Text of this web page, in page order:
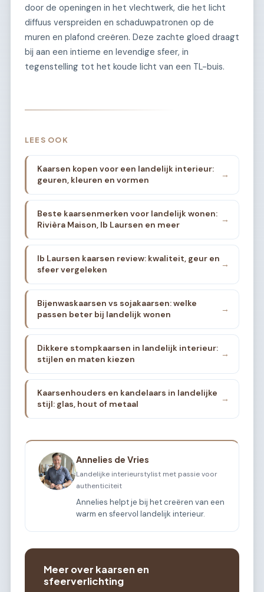
door de openingen in het vlechtwerk, die het licht
diffuus verspreiden en schaduwpatronen op de
muren en plafond creëren. Deze zachte gloed draagt
bij aan een intieme en levendige sfeer, in
tegenstelling tot het koude licht van een TL-buis.
LEES OOK
Kaarsen kopen voor een landelijk interieur:
geuren, kleuren en vormen
→
Beste kaarsenmerken voor landelijk wonen:
Rivièra Maison, Ib Laursen en meer
→
Ib Laursen kaarsen review: kwaliteit, geur en
sfeer vergeleken
→
Bijenwaskaarsen vs sojakaarsen: welke
passen beter bij landelijk wonen
→
Dikkere stompkaarsen in landelijk interieur:
stijlen en maten kiezen
→
Kaarsenhouders en kandelaars in landelijke
stijl: glas, hout of metaal
→
Annelies de Vries
Landelijke interieurstylist met passie voor
authenticiteit
Annelies helpt je bij het creëren van een
warm en sfeervol landelijk interieur.
Meer over kaarsen en
sfeerverlichting